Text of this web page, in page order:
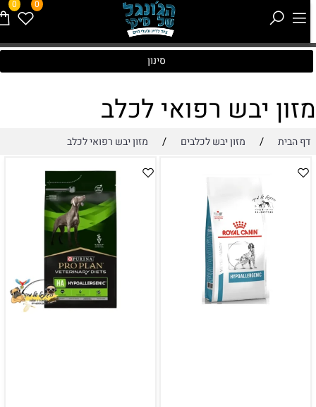
0 0
סינון
יבש רפואי לכלב
דף הבית / מזון יבש לכלבים / מזון יבש רפואי לכלב